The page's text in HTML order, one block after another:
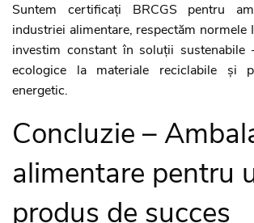
Suntem certificați BRCGS pentru
industriei alimentare, respectăm normele
investim constant în soluții sustenabile
ecologice la materiale reciclabile și
energetic.
Concluzie –
alimentare pentru
produs de succes